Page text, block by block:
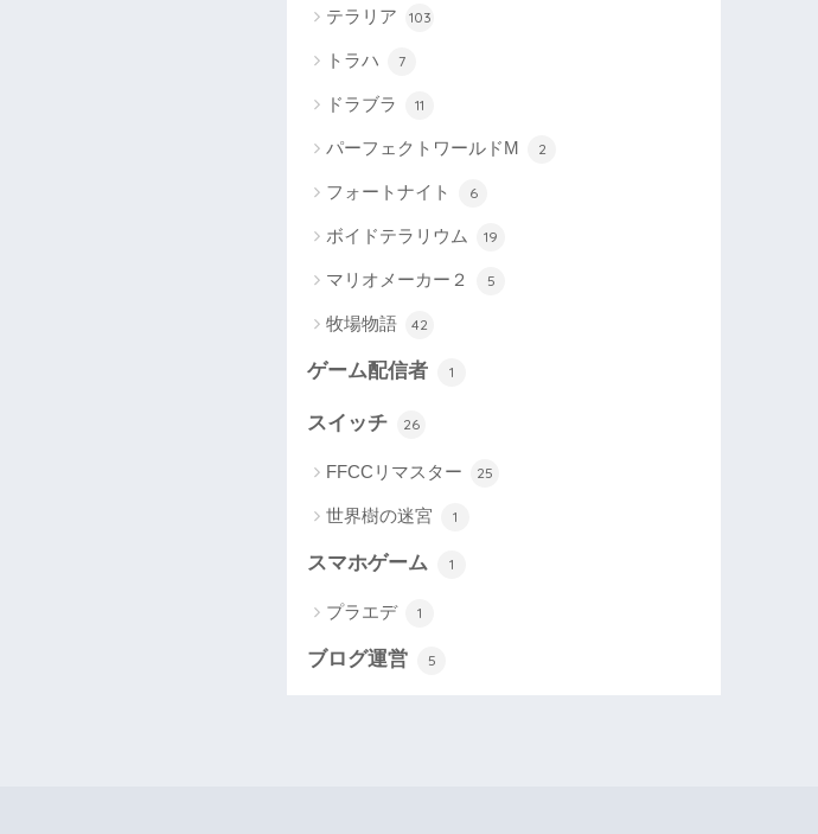
テラリア 103
トラハ 7
ドラブラ 11
パーフェクトワールドM 2
フォートナイト 6
ボイドテラリウム 19
マリオメーカー２ 5
牧場物語 42
ゲーム配信者 1
スイッチ 26
FFCCリマスター 25
世界樹の迷宮 1
スマホゲーム 1
プラエデ 1
ブログ運営 5